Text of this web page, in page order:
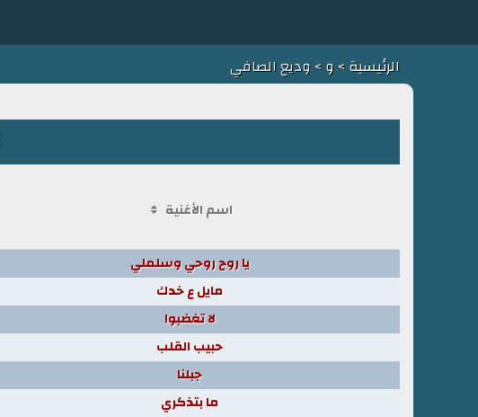
الرئيسية> و> وديع الصافي
اسم الأغنية
يا روح روحي وسلملي
مايل ع خدك
لا تغضبوا
حبيب القلب
جبلنا
ما بتذكري